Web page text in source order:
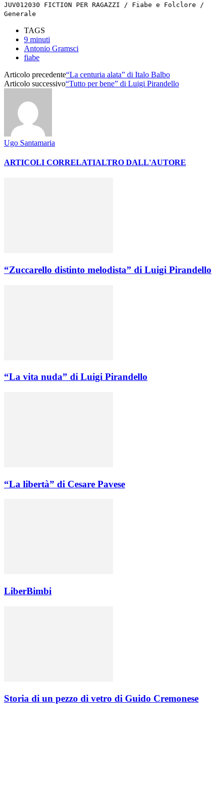
JUV012030 FICTION PER RAGAZZI / Fiabe e Folclore /
Generale
TAGS
9 minuti
Antonio Gramsci
fiabe
Articolo precedente“La centuria alata” di Italo Balbo
Articolo successivo“Tutto per bene” di Luigi Pirandello
Ugo Santamaria
ARTICOLI CORRELATIALTRO DALL'AUTORE
“Zuccarello distinto melodista” di Luigi Pirandello
“La vita nuda” di Luigi Pirandello
“La libertà” di Cesare Pavese
LiberBimbi
Storia di un pezzo di vetro di Guido Cremonese